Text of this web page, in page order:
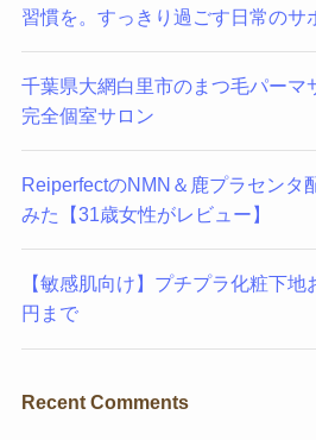
習慣を。すっきり過ごす日常のサ
千葉県大網白里市のまつ毛パーマ
完全個室サロン
ReiperfectのNMN＆鹿プラセンタ
みた【31歳女性がレビュー】
【敏感肌向け】プチプラ化粧下
円まで
Recent Comments